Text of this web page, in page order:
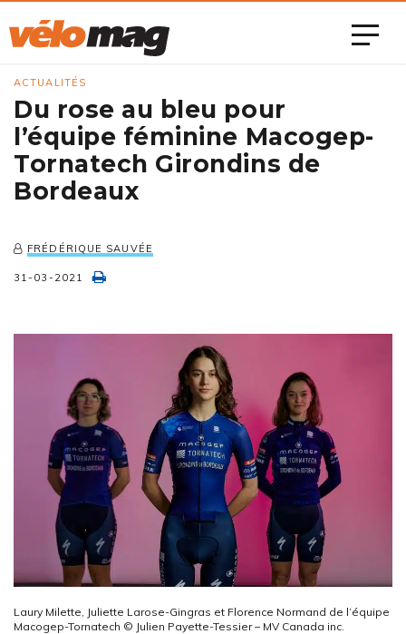
ACTUALITÉS
Du rose au bleu pour
l’équipe féminine Macogep-
Tornatech Girondins de
Bordeaux
FRÉDÉRIQUE SAUVÉE
31-03-2021
Laury Milette, Juliette Larose-Gingras et Florence Normand de l’équipe
Macogep-Tornatech © Julien Payette-Tessier – MV Canada inc.